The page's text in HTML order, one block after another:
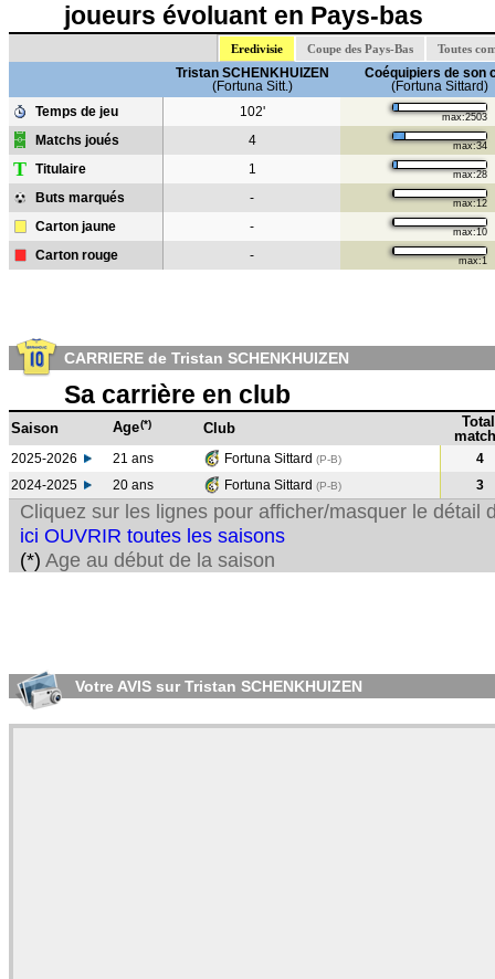
joueurs évoluant en Pays-bas
Eredivisie Coupe des Pays-Bas Toutes
Tristan SCHENKHUIZEN
(Fortuna Sitt.)
Coéquipiers de son
(Fortuna Sittard)
Temps de jeu
102' max:2503
Matchs joués 4 max:34
T Titulaire 1 max:28
Buts marqués - max:12
Carton jaune - max:10
Carton rouge - max:1
CARRIERE de Tristan SCHENKHUIZEN
Sa carrière en club
Saison Age(*) Club
Total
2025-2026 21 ans Fortuna Sittard (P-B)
4
2024-2025
20 ans Fortuna Sittard (P-B) 3
Cliquez sur les lignes pour afficher/masquer le détail
ici OUVRIR toutes les saisons
(*) Age au début de la saison
Votre AVIS sur Tristan SCHENKHUIZEN